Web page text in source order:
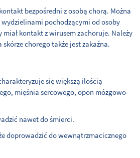
bezpośredni z osobą chorą. Można
pochodzącymi od osoby
kontakt z wirusem zachoruje. Należy
chorego także jest zakaźna.
się większą ilością
mięśnia sercowego, opon mózgowo-
nawet do śmierci.
doprowadzić do wewnątrzmacicznego